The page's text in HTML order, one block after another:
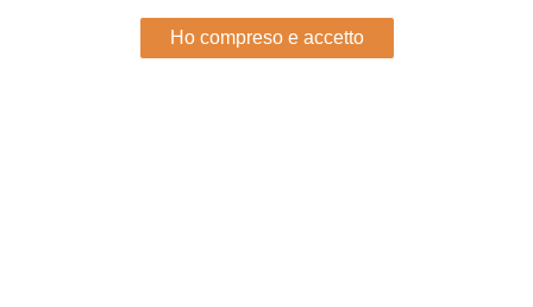
Ho compreso e accetto